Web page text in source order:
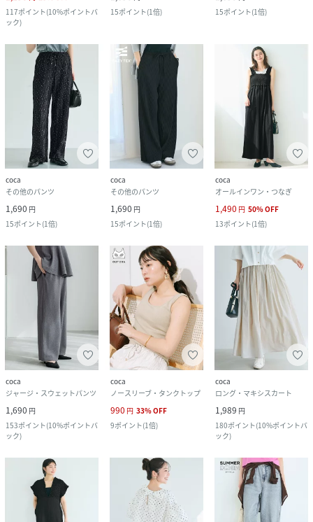
117ポイント(10%ポイントバ
ック)
15ポイント(1倍)
15ポイント(1倍)
coca
その他のパンツ
1,690 円
15ポイント(1倍)
coca
その他のパンツ
1,690 円
15ポイント(1倍)
coca
オールインワン・つなぎ
1,490 円 50%OFF
13ポイント(1倍)
coca
ジャージ・スウェットパンツ
1,690 円
153ポイント(10%ポイントバ
ック)
coca
ノースリーブ・タンクトップ
990 円 33%OFF
9ポイント(1倍)
coca
ロング・マキシスカート
1,989 円
180ポイント(10%ポイントバ
ック)